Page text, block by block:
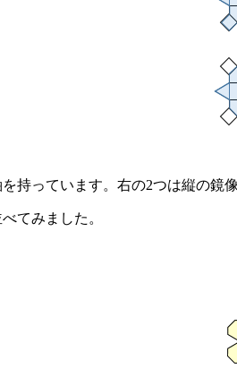
持っています。右の2つは縦の鏡
てみました。